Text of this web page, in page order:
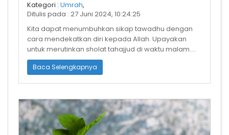
Kategori : Umrah,
Ditulis pada : 27 Juni 2024, 10:24:25
Kita dapat menumbuhkan sikap tawadhu dengan
cara mendekatkan diri kepada Allah. Upayakan
untuk merutinkan sholat tahajjud di waktu malam.
Kemudian beristighfar di waktu sahur,
Baca Selengkapnya